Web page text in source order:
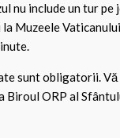
nu include un tur pe
Muzeele
sunt obligatorii. Vă
Biroul ORP al